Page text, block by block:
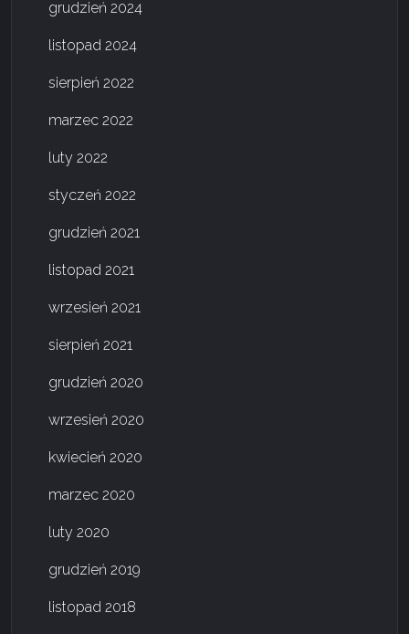
grudzień 2024
listopad 2024
sierpień 2022
marzec 2022
luty 2022
styczeń 2022
grudzień 2021
listopad 2021
wrzesień 2021
sierpień 2021
grudzień 2020
wrzesień 2020
kwiecień 2020
marzec 2020
luty 2020
grudzień 2019
listopad 2018